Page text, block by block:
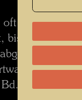
oft
bis ich ein
1928-
Bd. 2,